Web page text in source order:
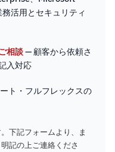
活用とセキュリティ
相談— 顧客から依頼さ
入対応
ト・フルフレックスの
下記フォームより、ま
記の上ご連絡くださ